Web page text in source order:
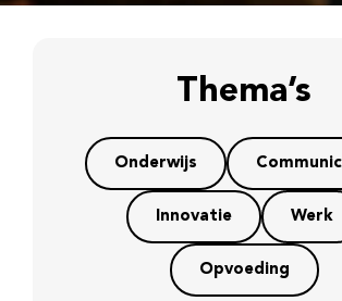
Thema’s
Onderwijs
Innovatie Werk
Opvoeding